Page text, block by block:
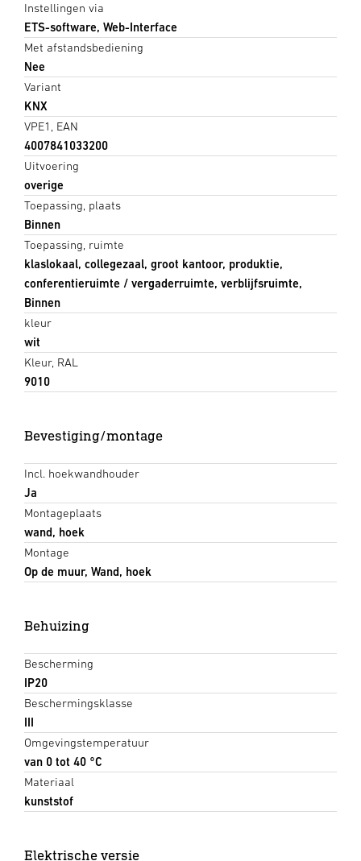
Instellingen via
ETS-software, Web-Interface
Met afstandsbediening
Nee
Variant
KNX
VPE1, EAN
4007841033200
Uitvoering
overige
Toepassing, plaats
Binnen
Toepassing, ruimte
klaslokaal, collegezaal, groot kantoor, produktie,
conferentieruimte / vergaderruimte, verblijfsruimte,
Binnen
kleur
wit
Kleur, RAL
9010
Bevestiging/montage
Incl. hoekwandhouder
Ja
Montageplaats
wand, hoek
Montage
Op de muur, Wand, hoek
Behuizing
Bescherming
IP20
Beschermingsklasse
III
Omgevingstemperatuur
van 0 tot 40 °C
Materiaal
kunststof
Elektrische versie